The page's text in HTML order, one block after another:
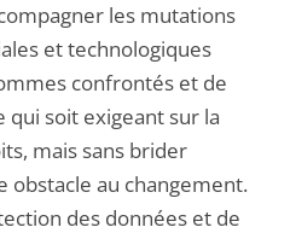
les mutations
et technologiques
confrontés et de
soit exigeant sur la
mais sans brider
obstacle au changement.
des données et de